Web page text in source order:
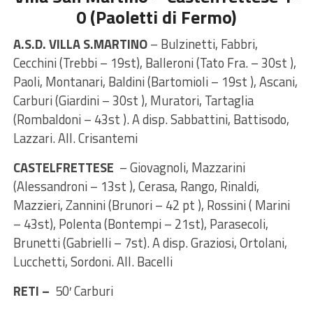
0 (Paoletti di Fermo)
A.S.D. VILLA S.MARTINO– Bulzinetti, Fabbri,
Cecchini (Trebbi – 19st), Balleroni (Tato Fra. – 30st ),
Paoli, Montanari, Baldini (Bartomioli – 19st ), Ascani,
Carburi (Giardini – 30st ), Muratori, Tartaglia
(Rombaldoni – 43st ). A disp. Sabbattini, Battisodo,
Lazzari. All. Crisantemi
CASTELFRETTESE – Giovagnoli, Mazzarini
(Alessandroni – 13st ), Cerasa, Rango, Rinaldi,
Mazzieri, Zannini (Brunori – 42 pt ), Rossini ( Marini
– 43st), Polenta (Bontempi – 21st), Parasecoli,
Brunetti (Gabrielli – 7st). A disp. Graziosi, Ortolani,
Lucchetti, Sordoni. All. Bacelli
RETI – 50′ Carburi